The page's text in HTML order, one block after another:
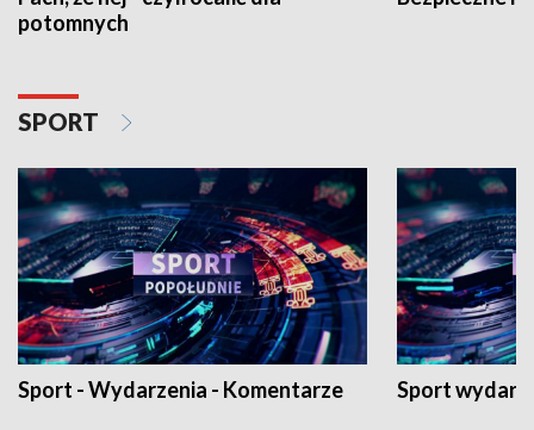
potomnych
SPORT
Sport - Wydarzenia - Komentarze Sport